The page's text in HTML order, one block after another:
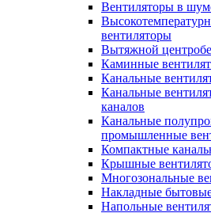
Вентиляторы в
вентиляторы
Вытяжной
Каминные
Канальные
Канальные
каналов
Канальные
промышленные
Компактные
Крышные
Многозональные
Накладные
Напольные